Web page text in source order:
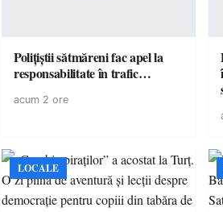
Polițiștii sătmăreni fac apel la
responsabilitate în trafic…
acum 2 ore
LOCALE